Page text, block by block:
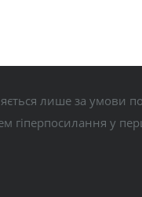
лише за умови
гіперпосилання у